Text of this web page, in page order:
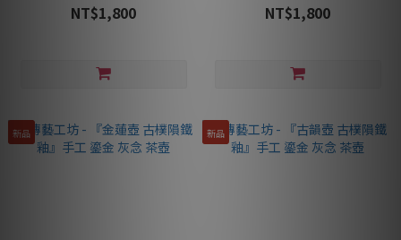
NT$1,800 NT$1,800
新品 新品